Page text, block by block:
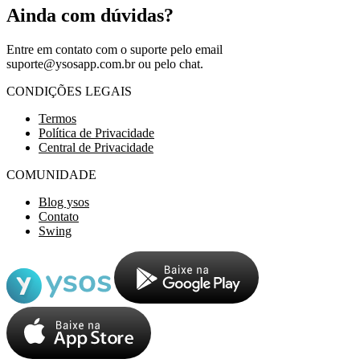
Ainda com dúvidas?
Entre em contato com o suporte pelo email
suporte@ysosapp.com.brou pelo chat.
CONDIÇÕES LEGAIS
Termos
Política de Privacidade
Central de Privacidade
COMUNIDADE
Blog ysos
Contato
Swing